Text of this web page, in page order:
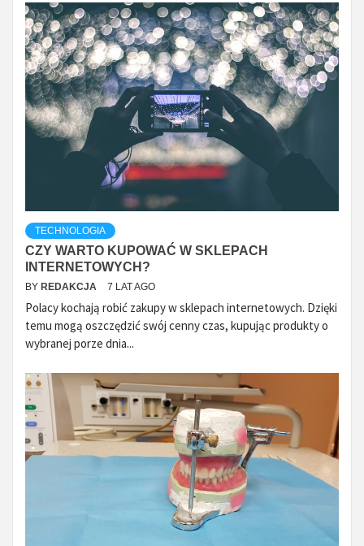
TECHNOLOGIA
CZY WARTO KUPOWAĆ W SKLEPACH
INTERNETOWYCH?
BY REDAKCJA 7 LAT AGO
Polacy kochają robić zakupy w sklepach internetowych. Dzięki
temu mogą oszczędzić swój cenny czas, kupując produkty o
wybranej porze dnia...